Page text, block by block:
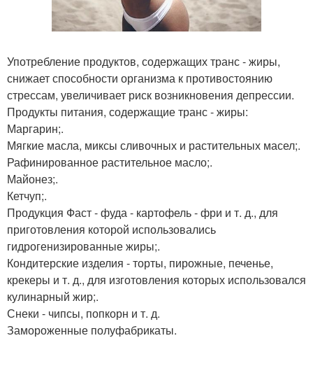
Употребление продуктов, содержащих транс - жиры,
снижает способности организма к противостоянию
стрессам, увеличивает риск возникновения депрессии.
Продукты питания, содержащие транс - жиры:
Маргарин;.
Мягкие масла, миксы сливочных и растительных масел;.
Рафинированное растительное масло;.
Майонез;.
Кетчуп;.
Продукция Фаст - фуда - картофель - фри и т. д., для
приготовления которой использовались
гидрогенизированные жиры;.
Кондитерские изделия - торты, пирожные, печенье,
крекеры и т. д., для изготовления которых использовался
кулинарный жир;.
Снеки - чипсы, попкорн и т. д.
Замороженные полуфабрикаты.